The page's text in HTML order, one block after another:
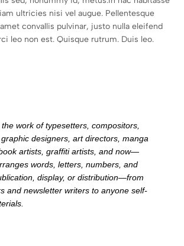
ultricies nisi vel augue. Pellentesque
convallis pulvinar, justo nulla eleifend
leo non est. Quisque rutrum. Duis leo.
work of typesetters, compositors,
designers, art directors, manga
artists, graffiti artists, and now—
words, letters, numbers, and
display, or distribution—from
and newsletter writers to anyone self-